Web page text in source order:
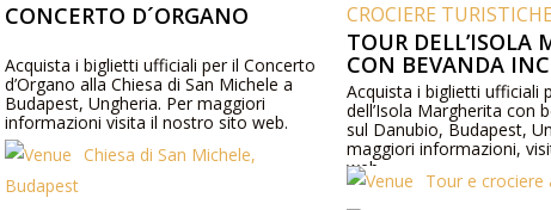
CONCERTO D´ORGANO
Acquista i biglietti ufficiali per il Concerto
d’Organo alla Chiesa di San Michele a
Budapest, Ungheria. Per maggiori
informazioni visita il nostro sito web.
Chiesa di San Michele,
Budapest
CROCIERE
TOUR DELL’ISOLA
CON BEVANDA
Acquista i biglietti ufficiali
dell’Isola Margherita con
sul Danubio, Budapest,
maggiori informazioni,
web.
Tour e crociere